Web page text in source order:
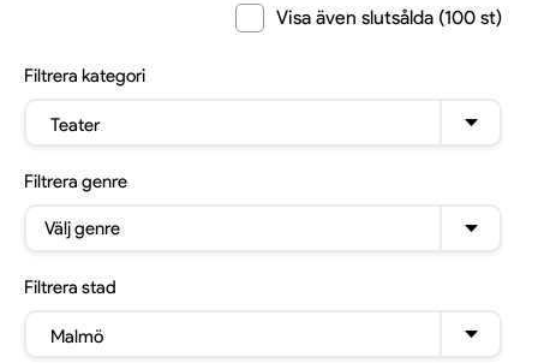
Visa även slutsålda (100 st)
Filtrera kategori
Teater
Filtrera genre
Välj genre
Filtrera stad
Malmö